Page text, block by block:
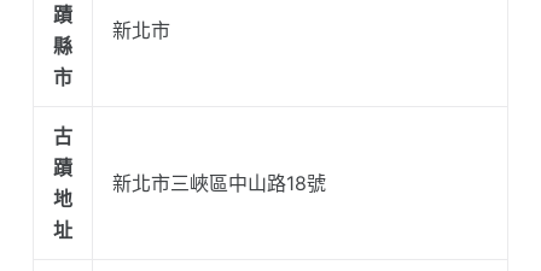
蹟
縣
市
新北市
古
蹟
地
址
新北市三峽區中山路18號